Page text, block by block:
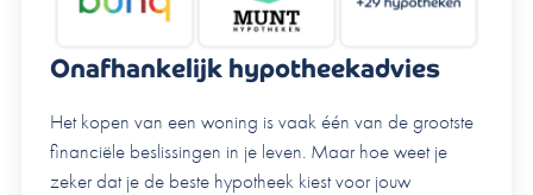
Onafhankelijk hypotheekadvies
Het kopen van een woning is vaak één van de grootste
financiële beslissingen in je leven. Maar hoe weet je
zeker dat je de beste hypotheek kiest voor jouw